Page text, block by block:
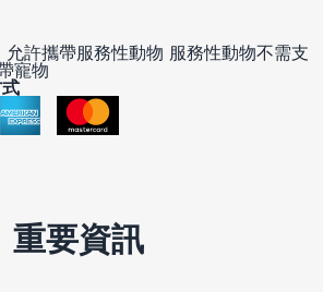
允許攜帶服務性動物 服務性動物不需支
寵物
重要資訊